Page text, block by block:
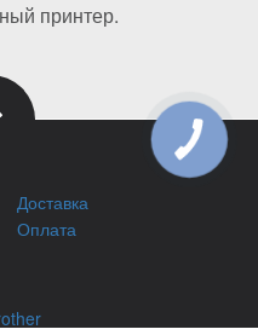
принтер.
Доставка
Оплата
КНОПКА
ЗВ'ЯЗКУ